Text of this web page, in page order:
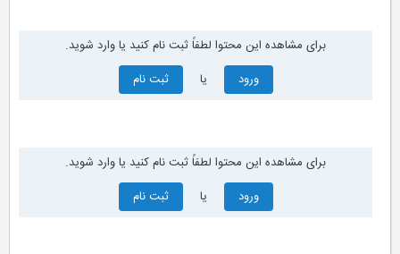
برای مشاهده این محتوا لطفاً ثبت نام کنید یا وارد شوید.
ورود
ثبت نام
برای مشاهده این محتوا لطفاً ثبت نام کنید یا وارد شوید.
ورود
ثبت نام